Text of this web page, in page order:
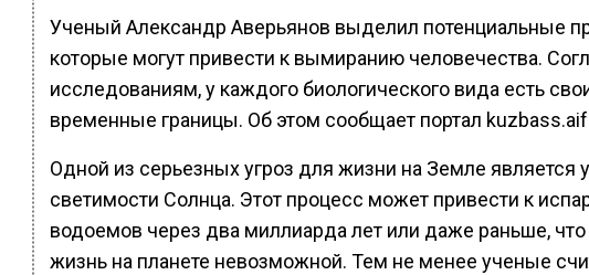
Ученый Александр Аверьянов выделил потенциальные
которые могут привести к вымиранию человечества.
исследованиям, у каждого биологического вида есть
временные границы. Об этом сообщает портал
Одной из серьезных угроз для жизни на Земле является
светимости Солнца. Этот процесс может привести к
водоемов через два миллиарда лет или даже раньше,
жизнь на планете невозможной. Тем не менее ученые